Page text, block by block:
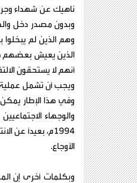
ناهيك عن شهداء
وبدون مصدر دخل
وهم الذين لم
الذين يعيش بعضهم
أنهم لا يستحقون
ويجب أن تشمل عملية
وفي هذا الإطار
والوجهاء
1994م، بعيداً
الأوجاع.
وبكلمات أخرى إن